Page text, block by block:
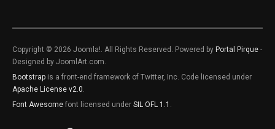
Copyright © 2026 Joomla!. All Rights Reserved. Powered by Portal Pirque -
Designed by JoomlArt.com.
Bootstrap is a front-end framework of Twitter, Inc. Code licensed under
Apache License v2.0.
Font Awesome font licensed under SIL OFL 1.1 .